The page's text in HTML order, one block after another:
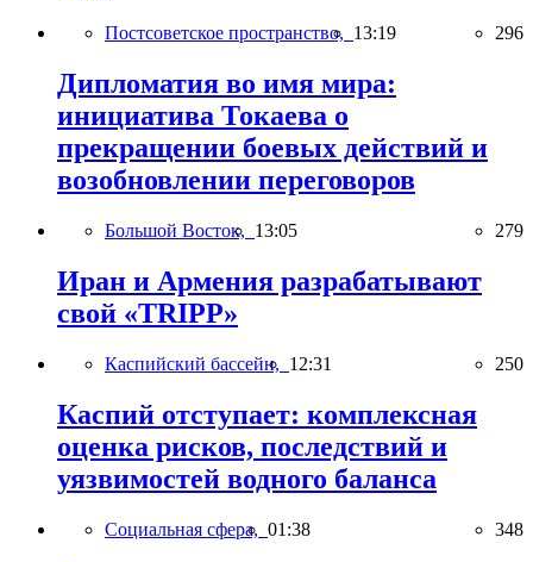
Постсоветское пространство, 13:19 296
Дипломатия во имя мира:
инициатива Токаева о
прекращении боевых действий и
возобновлении переговоров
Большой Восток, 13:05 279
Иран и Армения разрабатывают
свой «TRIPP»
Каспийский бассейн, 12:31 250
Каспий отступает: комплексная
оценка рисков, последствий и
уязвимостей водного баланса
Социальная сфера, 01:38 348